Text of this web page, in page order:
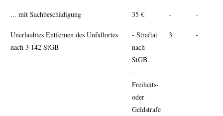
... mit Sach­beschä­digung 35 € - -
Uner­laubtes Entfernen des Unfallortes
nach 3 142 StGB
- Straftat
nach
StGB
-
Freiheits-
oder
Geldstrafe
3 -